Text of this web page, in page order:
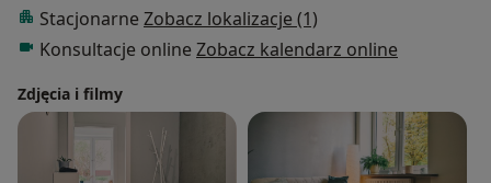
Stacjonarne Zobacz lokalizacje (1)
Konsultacje online Zobacz kalendarz online
Zdjęcia i filmy